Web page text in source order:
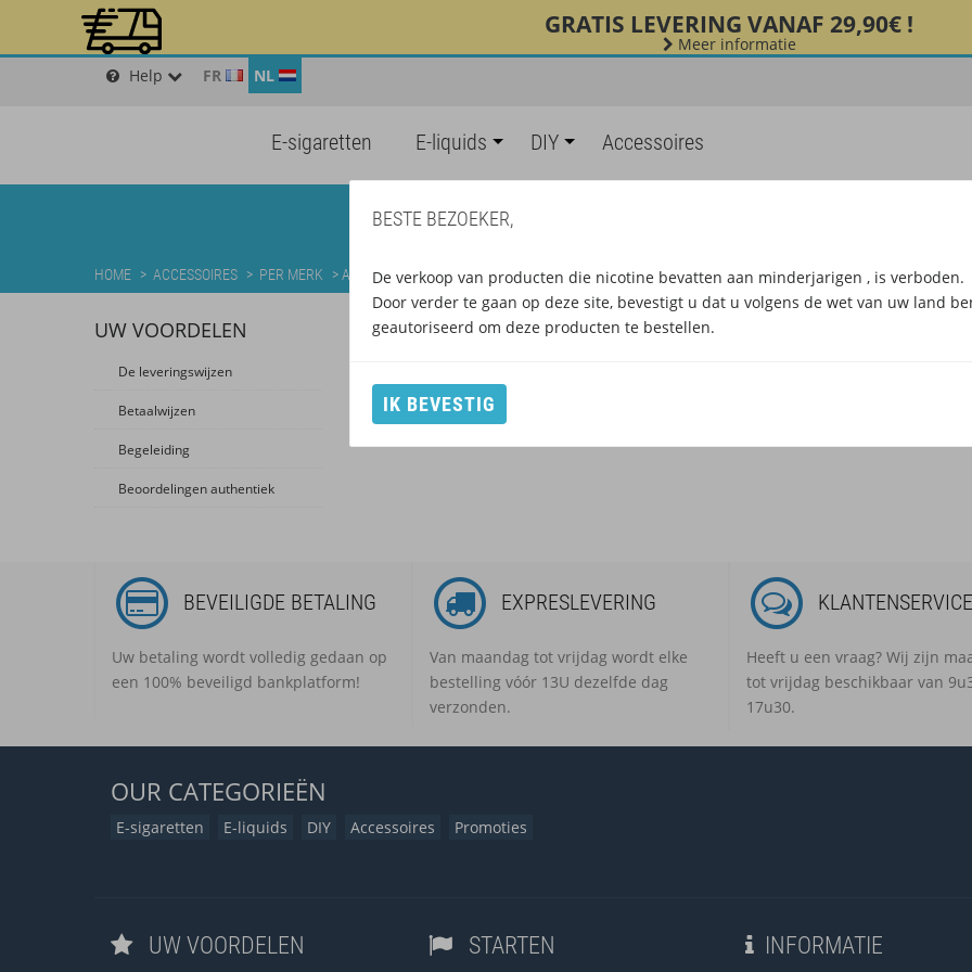
GRATIS LEVERING VANAF 29,90€ !
Meer informatie
Help
FR NL
E-sigaretten E-liquids DIY Accessoires
HOME > ACCESSOIRES > PER MERK >ACCESSOIRES EFEST
UW VOORDELEN
De leveringswijzen
Betaalwijzen
Begeleiding
Beoordelingen authentiek
BEVEILIGDE BETALING
Uw betaling wordt volledig gedaan op
een 100% beveiligd bankplatform!
EXPRESLEVERING
Van maandag tot vrijdag wordt elke
bestelling vóór 13U dezelfde dag
verzonden.
KLANTENSERVICE
Heeft u een vraag? Wij zijn
tot vrijdag beschikbaar van
17u30.
OUR CATEGORIEËN
E-sigaretten E-liquids DIY Accessoires Promoties
UW VOORDELEN STARTEN INFORMATIE
BESTE BEZOEKER,
De verkoop van producten die nicotine bevatten aan minderjarigen , is verboden.
Door verder te gaan op deze site, bevestigt u dat u volgens de wet van uw land
geautoriseerd om deze producten te bestellen.
IK BEVESTIG